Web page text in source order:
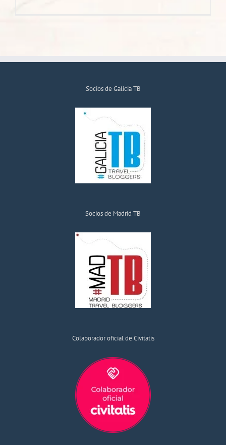
Socios de Galicia TB
Socios de Madrid TB
Colaborador oficial de Civitatis